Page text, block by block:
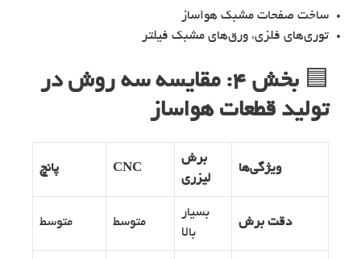
ساخت صفحات مشبک هواساز
توری‌های فلزی، ورق‌های مشبک فیلتر
🟦
بخش ۴: مقایسه سه روش در
تولید قطعات هواساز
ویژگی‌ها
برش
لیزری
CNC پانچ
دقت برش
بسیار
بالا
متوسط متوسط